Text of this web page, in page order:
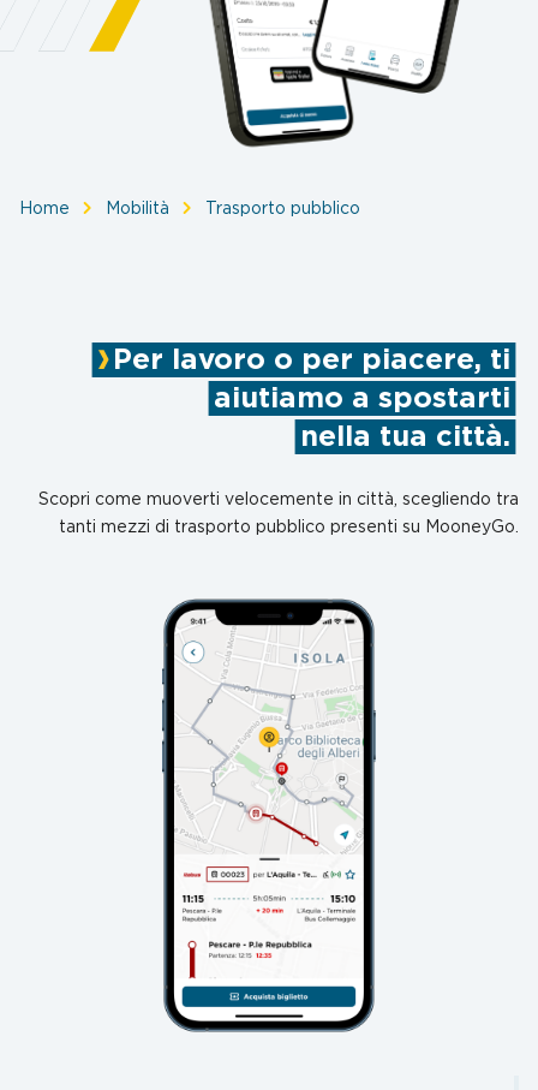
Per lavoro o per piacere, ti
aiutiamo a spostarti
nella tua città.
Scopri come muoverti velocemente in città, scegliendo tra
tanti mezzi di trasporto pubblico presenti su MooneyGo.